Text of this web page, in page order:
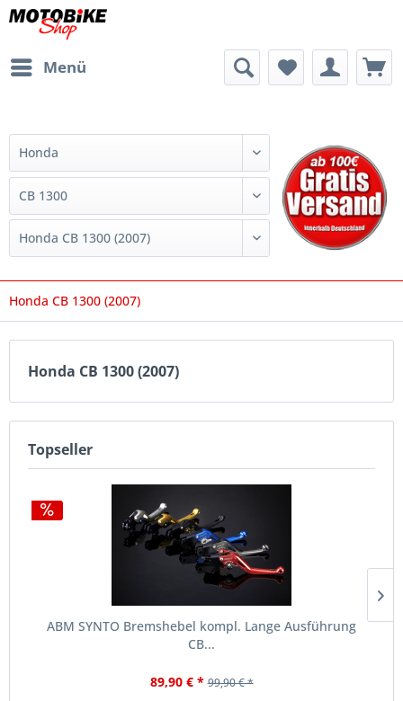
Menü
Honda CB 1300 (2007)
Honda CB 1300 (2007)
Topseller
ABM SYNTO Bremshebel kompl. Lange Ausführung
CB...
89,90 € * 99,90 € *